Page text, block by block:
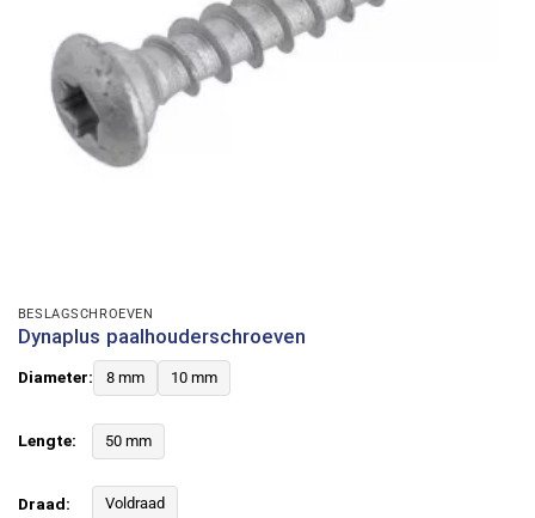
BESLAGSCHROEVEN
Dynaplus paalhouderschroeven
Diameter: 8 mm 10 mm
Lengte: 50 mm
Draad: Voldraad